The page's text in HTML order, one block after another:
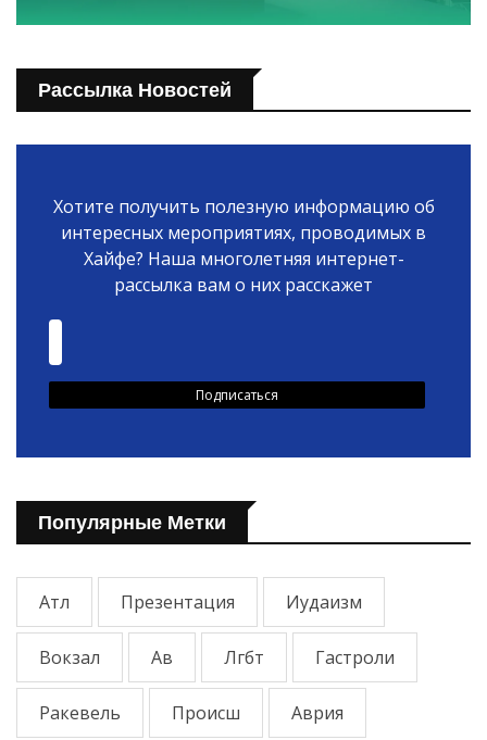
Рассылка Новостей
Хотите получить полезную информацию об
интересных мероприятиях, проводимых в
Хайфе? Наша многолетняя интернет-
рассылка вам о них расскажет
Популярные Метки
Атл Презентация Иудаизм
Вокзал Ав Лгбт Гастроли
Ракевель Происш Аврия